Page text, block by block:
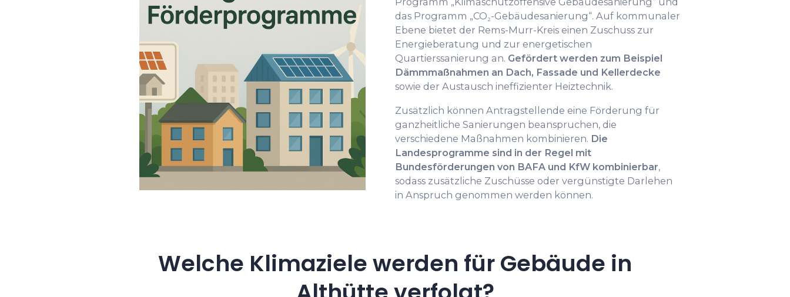
das Programm „CO₂-Gebäudesanierung“. Auf kommunaler
Ebene bietet der Rems-Murr-Kreis einen Zuschuss zur
Energieberatung und zur energetischen
Quartierssanierung an. Gefördert werden zum Beispiel
Dämmmaßnahmen an Dach, Fassade und Kellerdecke
sowie der Austausch ineffizienter Heiztechnik.
Zusätzlich können Antragstellende eine Förderung für
ganzheitliche Sanierungen beanspruchen, die
verschiedene Maßnahmen kombinieren. Die
Landesprogramme sind in der Regel mit
Bundesförderungen von BAFA und KfW kombinierbar,
sodass zusätzliche Zuschüsse oder vergünstigte Darlehen
in Anspruch genommen werden können.
Welche Klimaziele werden für Gebäude in